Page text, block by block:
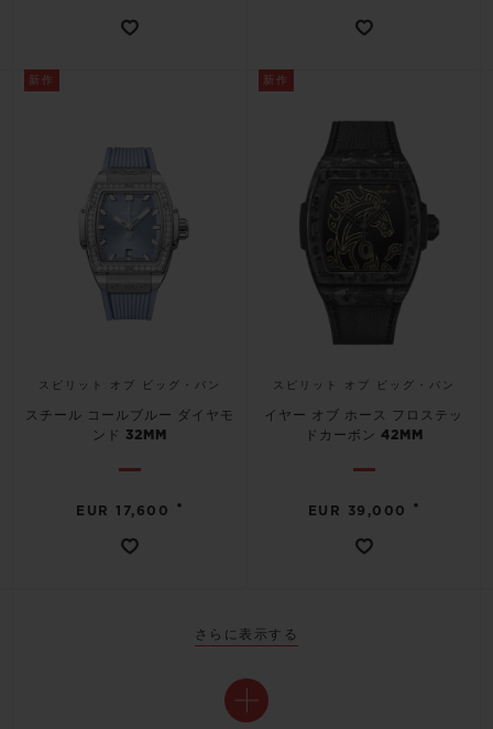
新作
スピリット オブ ビッグ・バン
スチール コールブルー ダイヤモ
ンド 32MM
EUR 17,600 •
新作
スピリット オブ ビッグ・バン
イヤー オブ ホース フロステッ
ドカーボン 42MM
EUR 39,000 •
さらに表示する